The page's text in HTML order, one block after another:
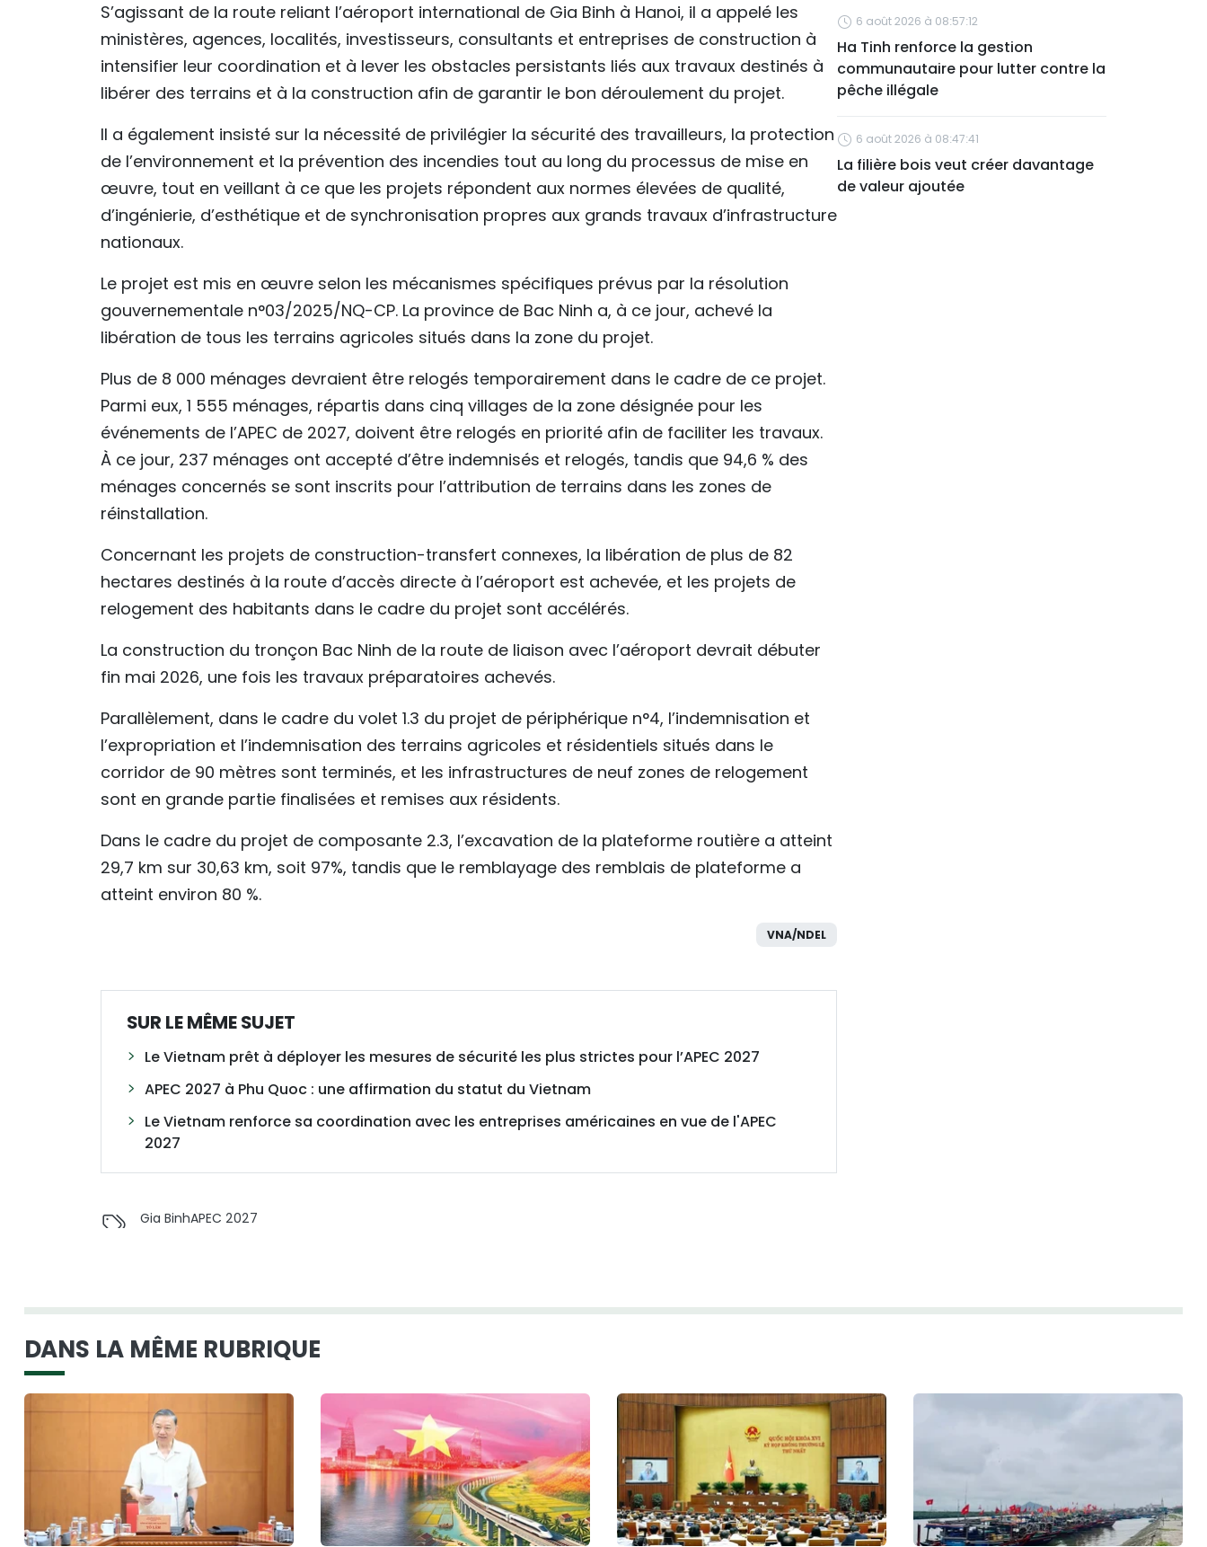
S’agissant de la route reliant l’aéroport international de Gia Binh à Hanoi, il a appelé les
ministères, agences, localités, investisseurs, consultants et entreprises de construction à
intensifier leur coordination et à lever les obstacles persistants liés aux travaux destinés à
libérer des terrains et à la construction afin de garantir le bon déroulement du projet.
Il a également insisté sur la nécessité de privilégier la sécurité des travailleurs, la protection
de l’environnement et la prévention des incendies tout au long du processus de mise en
œuvre, tout en veillant à ce que les projets répondent aux normes élevées de qualité,
d’ingénierie, d’esthétique et de synchronisation propres aux grands travaux d’infrastructure
nationaux.
Le projet est mis en œuvre selon les mécanismes spécifiques prévus par la résolution
gouvernementale n°03/2025/NQ-CP. La province de Bac Ninh a, à ce jour, achevé la
libération de tous les terrains agricoles situés dans la zone du projet.
Plus de 8 000 ménages devraient être relogés temporairement dans le cadre de ce projet.
Parmi eux, 1 555 ménages, répartis dans cinq villages de la zone désignée pour les
événements de l’APEC de 2027, doivent être relogés en priorité afin de faciliter les travaux.
À ce jour, 237 ménages ont accepté d’être indemnisés et relogés, tandis que 94,6 % des
ménages concernés se sont inscrits pour l’attribution de terrains dans les zones de
réinstallation.
Concernant les projets de construction-transfert connexes, la libération de plus de 82
hectares destinés à la route d’accès directe à l’aéroport est achevée, et les projets de
relogement des habitants dans le cadre du projet sont accélérés.
La construction du tronçon Bac Ninh de la route de liaison avec l’aéroport devrait débuter
fin mai 2026, une fois les travaux préparatoires achevés.
Parallèlement, dans le cadre du volet 1.3 du projet de périphérique n°4, l’indemnisation et
l’expropriation et l’indemnisation des terrains agricoles et résidentiels situés dans le
corridor de 90 mètres sont terminés, et les infrastructures de neuf zones de relogement
sont en grande partie finalisées et remises aux résidents.
Dans le cadre du projet de composante 2.3, l’excavation de la plateforme routière a atteint
29,7 km sur 30,63 km, soit 97%, tandis que le remblayage des remblais de plateforme a
atteint environ 80 %.
VNA/NDEL
SUR LE MÊME SUJET
Le Vietnam prêt à déployer les mesures de sécurité les plus strictes pour l’APEC 2027
APEC 2027 à Phu Quoc : une affirmation du statut du Vietnam
Le Vietnam renforce sa coordination avec les entreprises américaines en vue de l'APEC
2027
Gia BinhAPEC 2027
6 août 2026 à 08:57:12
Ha Tinh renforce la gestion
communautaire pour lutter contre la
pêche illégale
6 août 2026 à 08:47:41
La filière bois veut créer davantage
de valeur ajoutée
DANS LA MÊME RUBRIQUE